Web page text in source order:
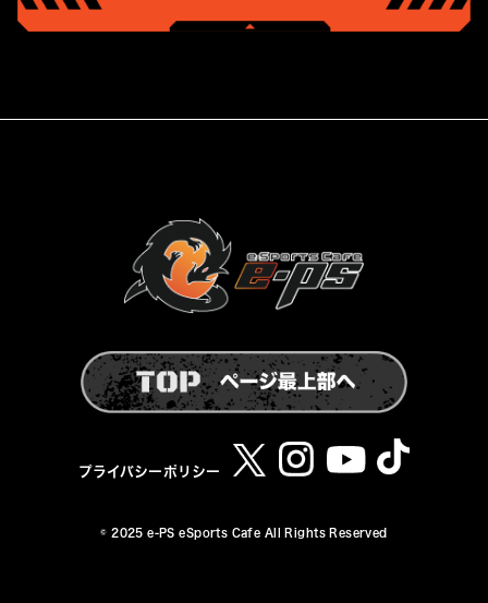
プライバシーポリシー
© 2025 e-PS eSports Cafe All Rights Reserved